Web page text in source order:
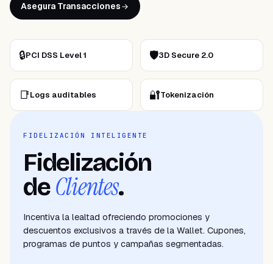
Asegura Transacciones
🔒PCI DSS Level 1 🛡3D Secure 2.0
📑Logs auditables 🔐Tokenización
FIDELIZACIÓN INTELIGENTE
Fidelización
deClientes.
Incentiva la lealtad ofreciendo promociones y
descuentos exclusivos a través de la Wallet. Cupones,
programas de puntos y campañas segmentadas.